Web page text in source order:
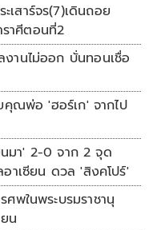
สาร์จร(7)เดินถอย
าศีตอนที่2
านไม่ออก บั่นทอนเชื่อ
คุณพ่อ 'ฮอร์เก' จากไป
นมา' 2-0 จาก 2 จุด
าเซียน ดวล 'สิงคโปร์'
พในพระบรมราชานุ
น